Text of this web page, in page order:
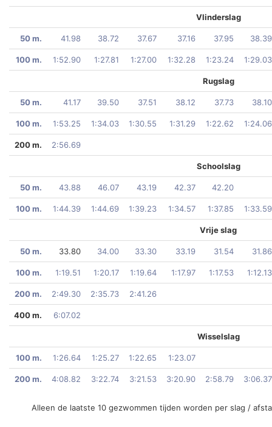
Vlinderslag
50 m. 41.98 38.72 37.67 37.16 37.95 38.39
100 m. 1:52.90 1:27.81 1:27.00 1:32.28 1:23.24 1:29.03
Rugslag
50 m. 41.17 39.50 37.51 38.12 37.73 38.10
100 m. 1:53.25 1:34.03 1:30.55 1:31.29 1:22.62 1:24.06
200 m. 2:56.69
Schoolslag
50 m. 43.88 46.07 43.19 42.37 42.20
100 m. 1:44.39 1:44.69 1:39.23 1:34.57 1:37.85 1:33.59
Vrije slag
50 m. 33.80 34.00 33.30 33.19 31.54 31.86
100 m. 1:19.51 1:20.17 1:19.64 1:17.97 1:17.53 1:12.13
200 m. 2:49.30 2:35.73 2:41.26
400 m. 6:07.02
Wisselslag
100 m. 1:26.64 1:25.27 1:22.65 1:23.07
200 m. 4:08.82 3:22.74 3:21.53 3:20.90 2:58.79 3:06.37
Alleen de laatste 10 gezwommen tijden worden per slag /